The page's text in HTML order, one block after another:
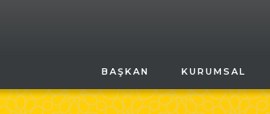
BAŞKAN KURUMSAL